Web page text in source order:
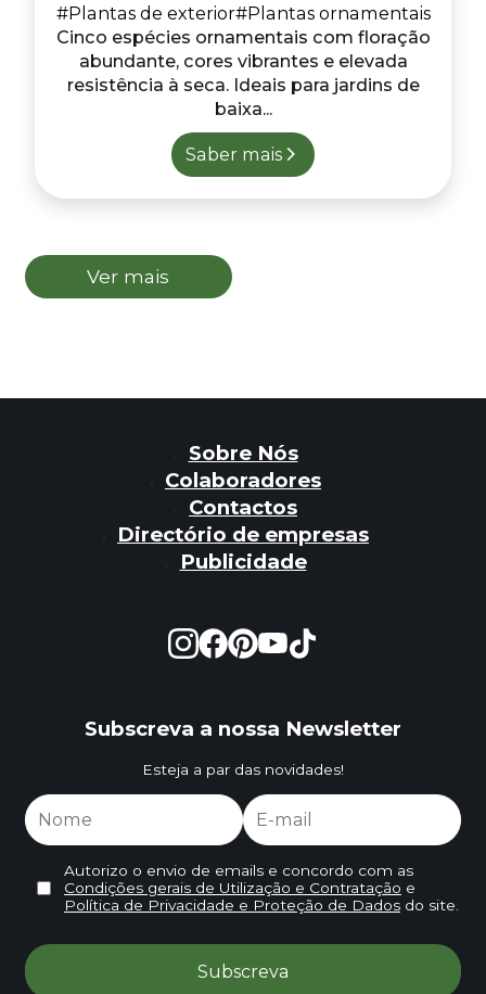
#Plantas de exterior#Plantas ornamentais
Cinco espécies ornamentais com floração
abundante, cores vibrantes e elevada
resistência à seca. Ideais para jardins de
baixa...
Saber mais
Ver mais
Sobre Nós
Colaboradores
Contactos
Directório de empresas
Publicidade
Subscreva a nossa Newsletter
Esteja a par das novidades!
Autorizo o envio de emails e concordo com as
Condições gerais de Utilização e Contratação e
Política de Privacidade e Proteção de Dadosdo site.